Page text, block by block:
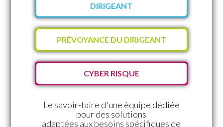
DIRIGEANT
PRÉVOYANCE DU DIRIGEANT
CYBER RISQUE
Le savoir-faire d'une équipe dédiée
pour des solutions
adaptées aux besoins spécifiques de